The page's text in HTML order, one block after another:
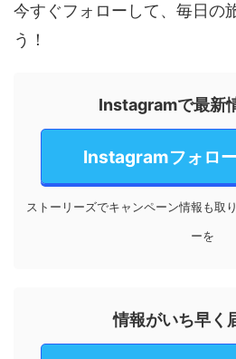
今すぐフォローして、毎日の
う！
Instagramで最新
Instagramフォロ
ストーリーズでキャンペーン情報も取
ーを
情報がいち早く